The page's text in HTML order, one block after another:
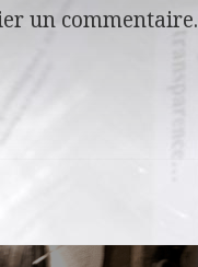
un commentaire.